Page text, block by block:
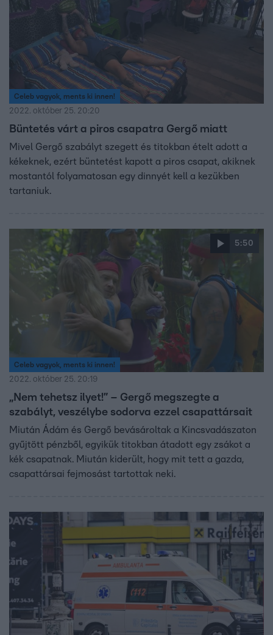
Celeb vagyok, ments ki innen!
2022. október 25. 20:20
Büntetés várt a piros csapatra Gergő miatt
Mivel Gergő szabályt szegett és titokban ételt adott a
kékeknek, ezért büntetést kapott a piros csapat, akiknek
mostantól folyamatosan egy dinnyét kell a kezükben
tartaniuk.
5:50
Celeb vagyok, ments ki innen!
2022. október 25. 20:19
„Nem tehetsz ilyet!” – Gergő megszegte a
szabályt, veszélybe sodorva ezzel csapattársait
Miután Ádám és Gergő bevásároltak a Kincsvadászaton
gyűjtött pénzből, egyikük titokban átadott egy zsákot a
kék csapatnak. Miután kiderült, hogy mit tett a gazda,
csapattársai fejmosást tartottak neki.